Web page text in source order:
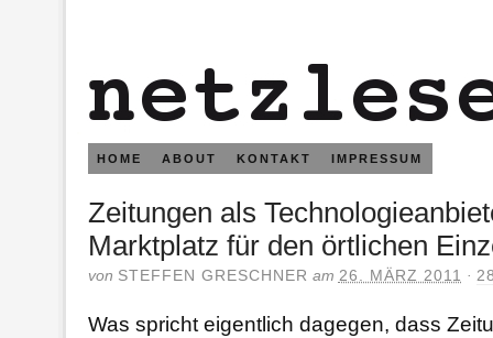
HOME ABOUT KONTAKT IMPRESSUM
Zeitungen als
Marktplatz für den örtlichen
von STEFFEN GRESCHNER am 26. MÄRZ 2011 ·
Was spricht eigentlich dagegen, dass